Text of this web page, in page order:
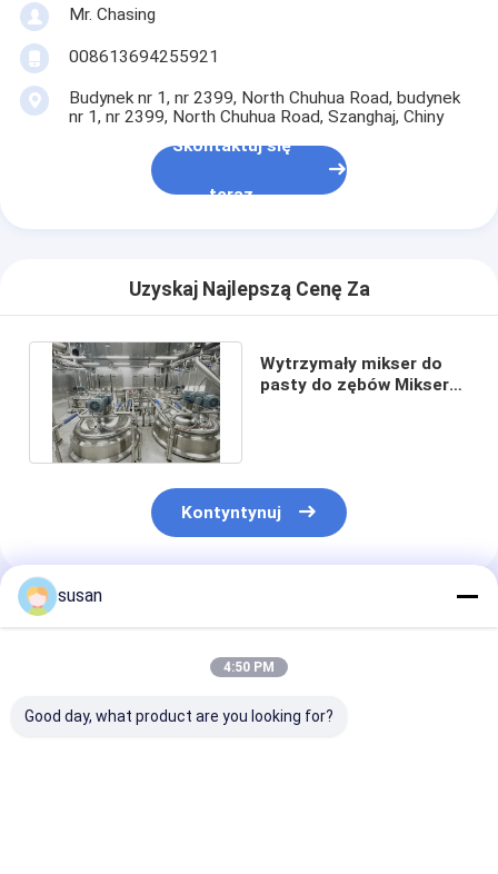
Mr. Chasing
008613694255921
Budynek nr 1, nr 2399, North Chuhua Road, budynek
nr 1, nr 2399, North Chuhua Road, Szanghaj, Chiny
Skontaktuj się
teraz
Uzyskaj Najlepszą Cenę Za
Wytrzymały mikser do
pasty do zębów Mikser
Kontyntynuj
Polecane Produkty
susan
4:50 PM
Good day, what product are you looking for?